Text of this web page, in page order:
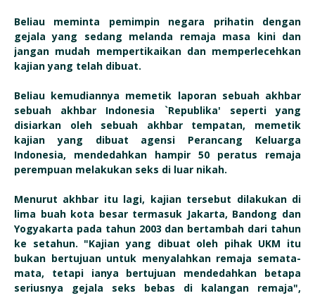
Beliau meminta pemimpin negara prihatin dengan
gejala yang sedang melanda remaja masa kini dan
jangan mudah mempertikaikan dan memperlecehkan
kajian yang telah dibuat.
Beliau kemudiannya memetik laporan sebuah akhbar
sebuah akhbar Indonesia `Republika' seperti yang
disiarkan oleh sebuah akhbar tempatan, memetik
kajian yang dibuat agensi Perancang Keluarga
Indonesia, mendedahkan hampir 50 peratus remaja
perempuan melakukan seks di luar nikah.
Menurut akhbar itu lagi, kajian tersebut dilakukan di
lima buah kota besar termasuk Jakarta, Bandong dan
Yogyakarta pada tahun 2003 dan bertambah dari tahun
ke setahun. "Kajian yang dibuat oleh pihak UKM itu
bukan bertujuan untuk menyalahkan remaja semata-
mata, tetapi ianya bertujuan mendedahkan betapa
seriusnya gejala seks bebas di kalangan remaja",